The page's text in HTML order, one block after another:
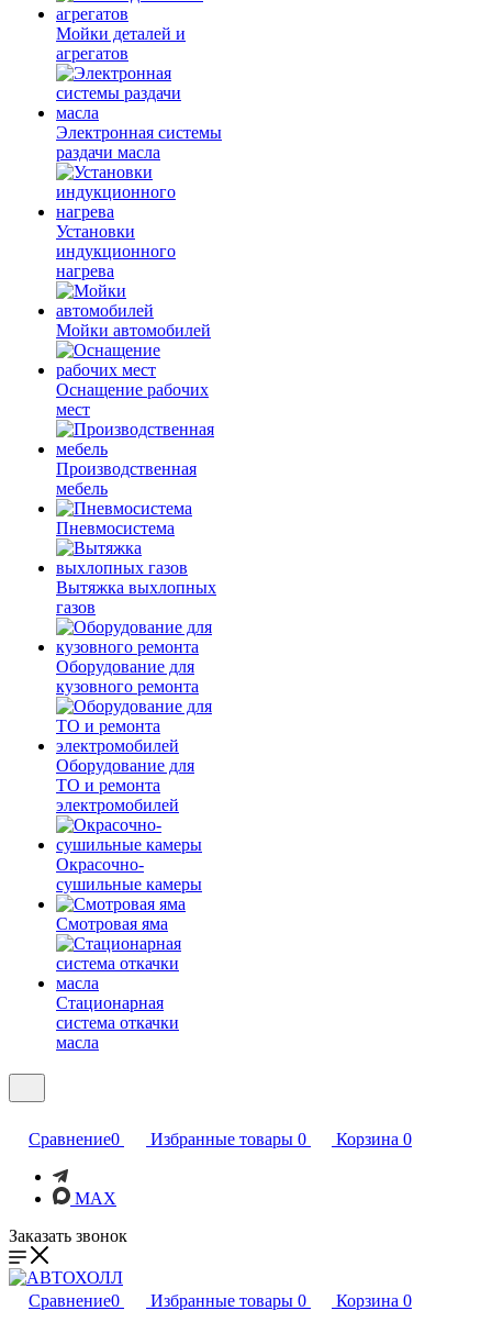
Мойки деталей и
агрегатов
Электронная системы
раздачи масла
Установки
индукционного
нагрева
Мойки автомобилей
Оснащение рабочих
мест
Производственная
мебель
Пневмосистема
Вытяжка выхлопных
газов
Оборудование для
кузовного ремонта
Оборудование для
ТО и ремонта
электромобилей
Окрасочно-
сушильные камеры
Смотровая яма
Стационарная
система откачки
масла
Сравнение0 Избранные товары 0 Корзина 0
MAX
Заказать звонок
Сравнение0 Избранные товары 0 Корзина 0